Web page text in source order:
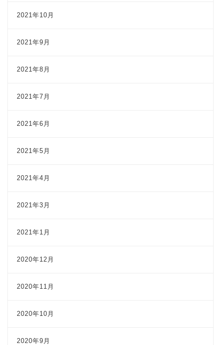
2021年10月
2021年9月
2021年8月
2021年7月
2021年6月
2021年5月
2021年4月
2021年3月
2021年1月
2020年12月
2020年11月
2020年10月
2020年9月